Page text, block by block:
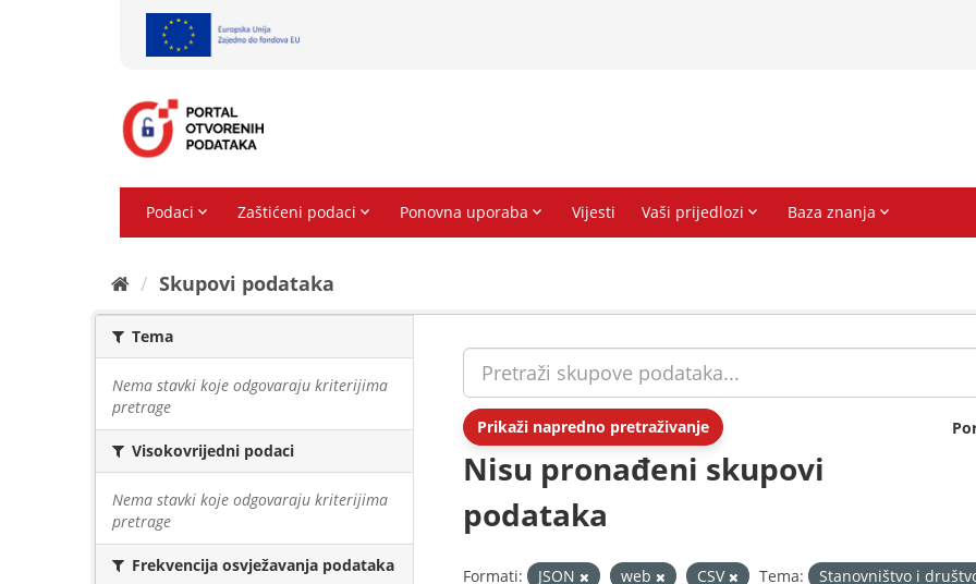
Skupovi podаtаkа
Tema
Nema stavki koje odgovaraju kriterijima
pretrage
Visokovrijedni podaci
Nema stavki koje odgovaraju kriterijima
pretrage
Frekvencija osvježavanja podataka
Prikaži napredno pretraživanje
Nisu pronađeni skupovi
podataka
Formati: JSON web CSV Tema: Stanovništvo i